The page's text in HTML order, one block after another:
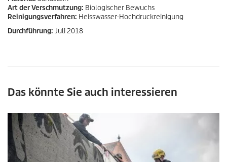
Art der Verschmutzung: Biologischer Bewuchs
Reinigungsverfahren: Heisswasser-Hochdruckreinigung
Durchführung: Juli 2018
Das könnte Sie auch interessieren